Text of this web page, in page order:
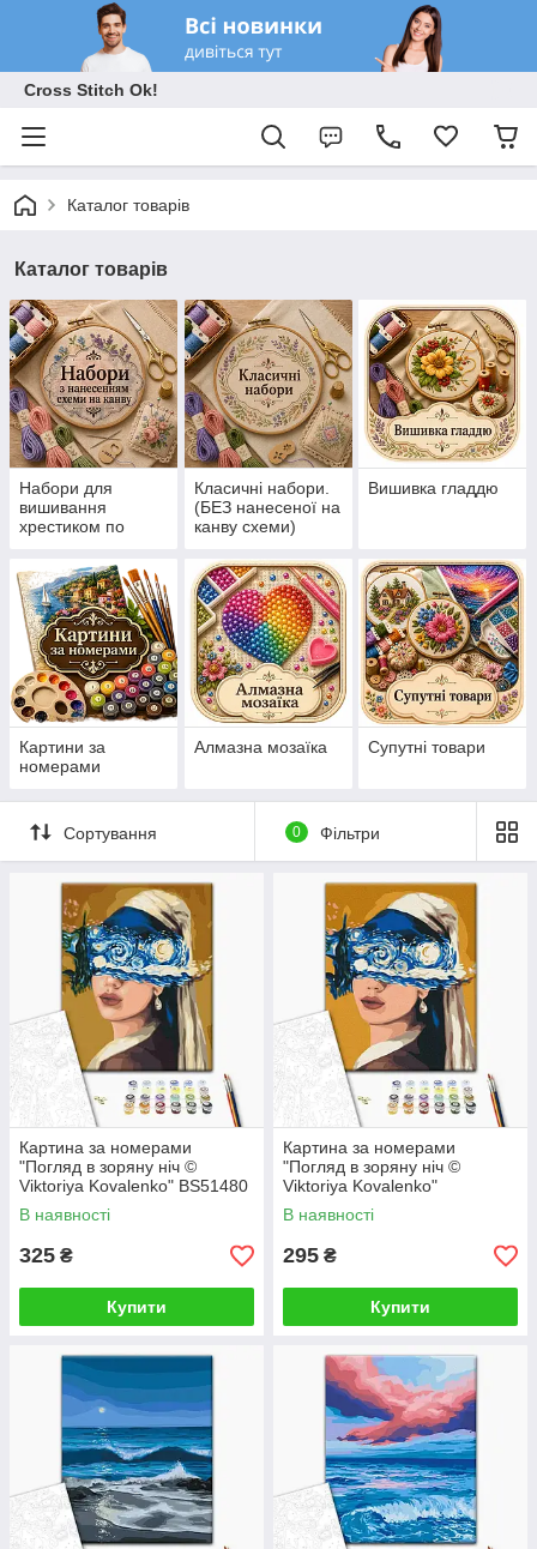
Cross Stitch Ok!
Каталог товарів
Каталог товарів
Набори для
вишивання
хрестиком по
канву схемі
Класичні набори.
(БЕЗ нанесеної на
канву схеми)
Вишивка гладдю
Картини за
номерами
Алмазна мозаїка Супутні товари
Сортування 0 Фільтри
Картина за номерами
"Погляд в зоряну ніч ©
Viktoriya Kovalenko" BS51480
40×50 см
В наявності
325 ₴
Купити
Картина за номерами
"Погляд в зоряну ніч ©
Viktoriya Kovalenko"
RBS51480 30×40 см
В наявності
295 ₴
Купити